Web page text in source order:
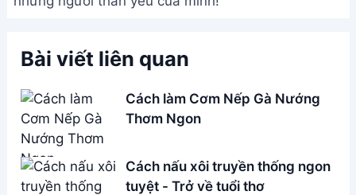
Bài viết liên quan
Cách làm Cơm Nếp Gà Nướng
Thơm Ngon
Cách nấu xôi truyền thống ngon
tuyệt - Trở về tuổi thơ